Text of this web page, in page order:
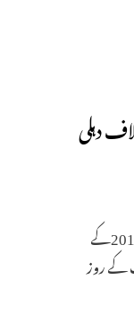
دہلی
نئی دہلی۔الٹ نیوز کے شریک بانی محمد زبیر جو فی الحال اپنے 2018کے
کے روز